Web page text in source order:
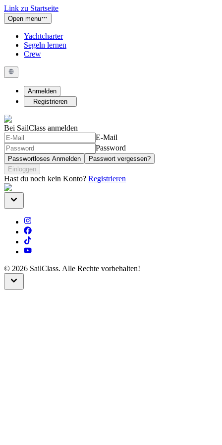
Link zu Startseite
Open menu
Yachtcharter
Segeln lernen
Crew
Anmelden
Registrieren
Bei SailClass anmelden
E-Mail
Password
Passwortloses Anmelden
Passwort vergessen?
Einloggen
Hast du noch kein Konto? Registrieren
© 2026 SailClass. Alle Rechte vorbehalten!